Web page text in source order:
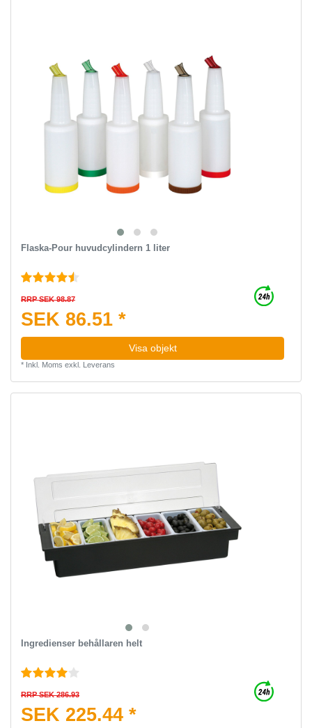
Flaska-Pour huvudcylindern 1 liter
RRP SEK 98.87
SEK 86.51 *
Visa objekt
* Inkl. Moms exkl. Leverans
Ingredienser behållaren helt
RRP SEK 286.93
SEK 225.44 *